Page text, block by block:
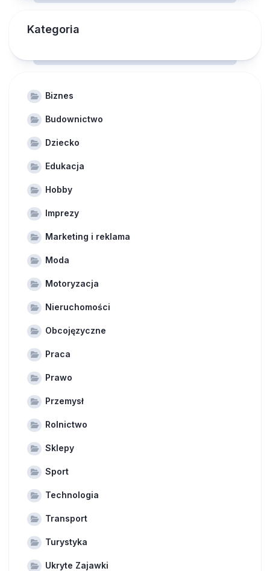
Kategoria
Biznes
Budownictwo
Dziecko
Edukacja
Hobby
Imprezy
Marketing i reklama
Moda
Motoryzacja
Nieruchomości
Obcojęzyczne
Praca
Prawo
Przemysł
Rolnictwo
Sklepy
Sport
Technologia
Transport
Turystyka
Ukryte Zajawki